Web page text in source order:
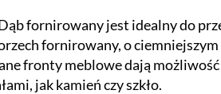
fornirowany jest idealny do
fornirowany, o
fronty meblowe dają
jak kamień czy szkło.